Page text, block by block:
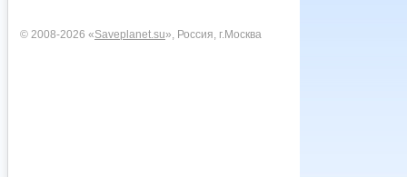
© 2008-2026 «Saveplanet.su», Россия, г.Москва